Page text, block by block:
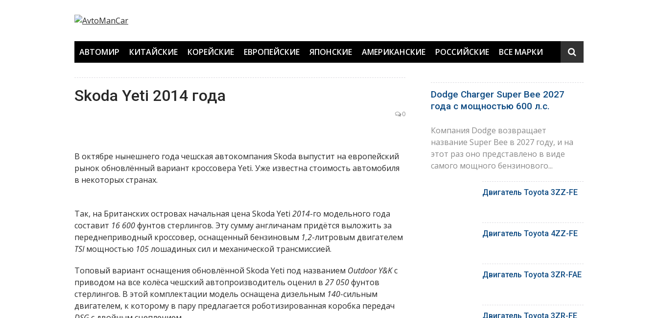
АВТОМИР КИТАЙСКИЕ КОРЕЙСКИЕ ЕВРОПЕЙСКИЕ ЯПОНСКИЕ АМЕРИКАНСКИЕ РОССИЙСКИЕ ВСЕ МАРКИ
Skoda Yeti 2014 года
0
В октябре нынешнего года чешская автокомпания Skoda выпустит на европейский
рынок обновлённый вариант кроссовера Yeti. Уже известна стоимость автомобиля
в некоторых странах.
Так, на Британских островах начальная цена Skoda Yeti 2014-го модельного года
составит 16 600фунтов стерлингов. Эту сумму англичанам придётся выложить за
переднеприводный кроссовер, оснащенный бензиновым 1,2-литровым двигателем
TSIмощностью 105лошадиных сил и механической трансмиссией.
Топовый вариант оснащения обновлённой Skoda Yeti под названием Outdoor Y&Kс
приводом на все колёса чешский автопроизводитель оценил в 27 050фунтов
стерлингов. В этой комплектации модель оснащена дизельным 140-сильным
двигателем, к которому в пару предлагается роботизированная коробка передач
Dodge Charger Super Bee 2027
года с мощностью 600 л.с.
Компания Dodge возвращает
название Super Bee в 2027 году, и на
этот раз оно представлено в виде
самого мощного бензинового...
Двигатель Toyota 3ZZ-FE
Двигатель Toyota 4ZZ-FE
Двигатель Toyota 3ZR-FAE
Двигатель Toyota 3ZR-FE